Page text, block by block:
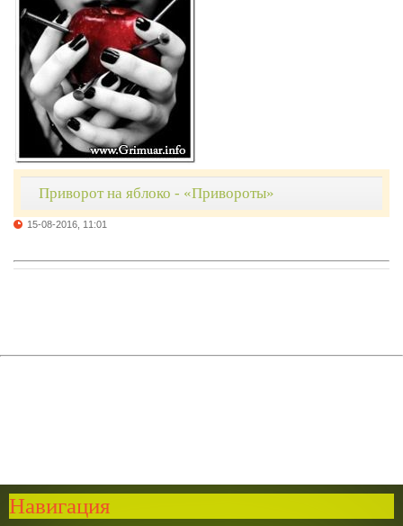
Приворот на яблоко - «Привороты»
15-08-2016, 11:01
Навигация